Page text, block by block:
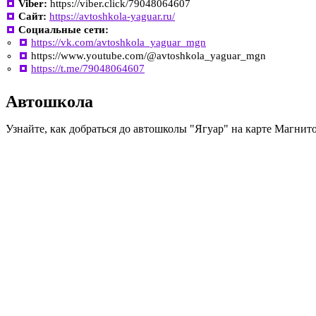
Viber: https://viber.click/79048064607
Сайт: https://avtoshkola-yaguar.ru/
Социальные сети:
https://vk.com/avtoshkola_yaguar_mgn
https://www.youtube.com/@avtoshkola_yaguar_mgn
https://t.me/79048064607
Автошкола
Узнайте, как добраться до автошколы "Ягуар" на карте